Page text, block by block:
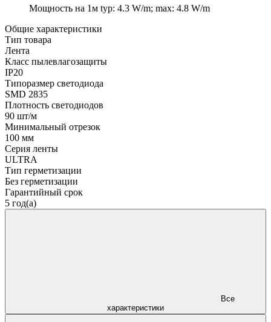
Мощность на 1м typ: 4.3 W/m; max: 4.8 W/m
Общие характеристики
Тип товара
Лента
Класс пылевлагозащиты
IP20
Типоразмер светодиода
SMD 2835
Плотность светодиодов
90 шт/м
Минимальный отрезок
100 мм
Серия ленты
ULTRA
Тип герметизации
Без герметизации
Гарантийный срок
5 год(а)
характеристики